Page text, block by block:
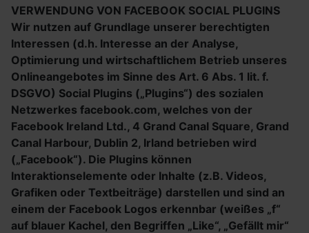
VERWENDUNG VON FACEBOOK SOCIAL PLUGINS
Wir nutzen auf Grundlage unserer berechtigten
Interessen (d.h. Interesse an der Analyse,
Optimierung und wirtschaftlichem Betrieb unseres
Onlineangebotes im Sinne des Art. 6 Abs. 1 lit. f.
DSGVO) Social Plugins („Plugins“) des sozialen
Netzwerkes facebook.com, welches von der
Facebook Ireland Ltd., 4 Grand Canal Square, Grand
Canal Harbour, Dublin 2, Irland betrieben wird
(„Facebook“). Die Plugins können
Interaktionselemente oder Inhalte (z.B. Videos,
Grafiken oder Textbeiträge) darstellen und sind an
einem der Facebook Logos erkennbar (weißes „f“
auf blauer Kachel, den Begriffen „Like“, „Gefällt mir“